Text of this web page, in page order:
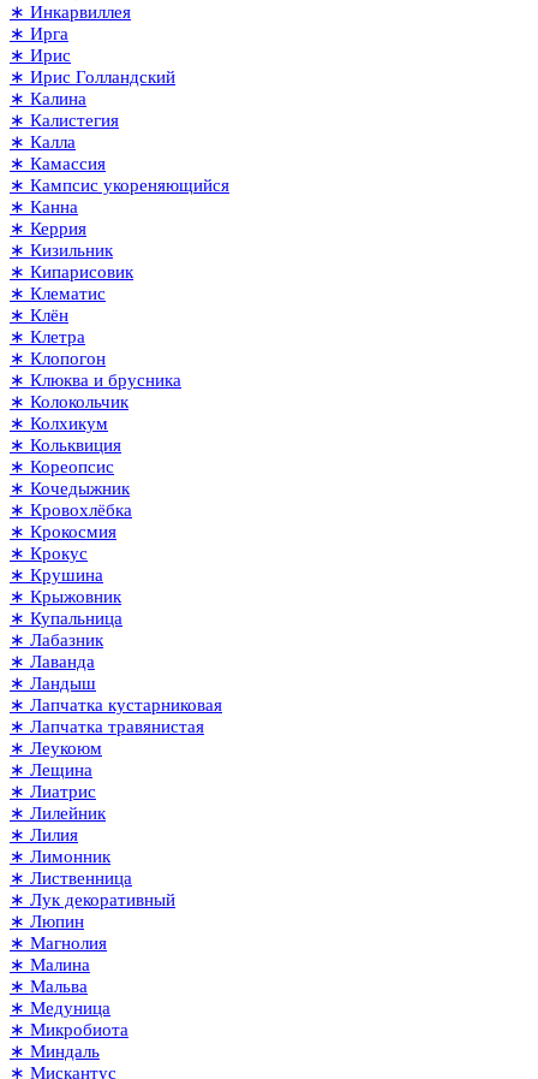
∗ Инкарвиллея
∗ Ирга
∗ Ирис
∗ Ирис Голландский
∗ Калина
∗ Калистегия
∗ Калла
∗ Камассия
∗ Кампсис укореняющийся
∗ Канна
∗ Керрия
∗ Кизильник
∗ Кипарисовик
∗ Клематис
∗ Клён
∗ Клетра
∗ Клопогон
∗ Клюква и брусника
∗ Колокольчик
∗ Колхикум
∗ Кольквиция
∗ Кореопсис
∗ Кочедыжник
∗ Кровохлёбка
∗ Крокосмия
∗ Крокус
∗ Крушина
∗ Крыжовник
∗ Купальница
∗ Лабазник
∗ Лаванда
∗ Ландыш
∗ Лапчатка кустарниковая
∗ Лапчатка травянистая
∗ Леукоюм
∗ Лещина
∗ Лиатрис
∗ Лилейник
∗ Лилия
∗ Лимонник
∗ Лиственница
∗ Лук декоративный
∗ Люпин
∗ Магнолия
∗ Малина
∗ Мальва
∗ Медуница
∗ Микробиота
∗ Миндаль
∗ Мискантус